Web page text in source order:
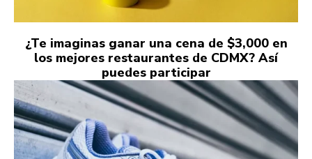
¿Te imaginas ganar una cena de $3,000 en
los mejores restaurantes de CDMX? Así
puedes participar